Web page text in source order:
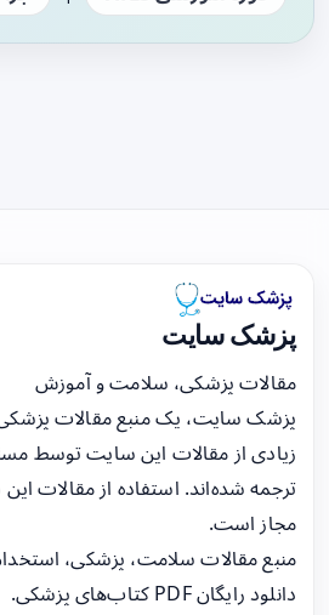
پزشک سایت
مقالات پزشکی، سلامت و آموزش
پزشک سایت، یک منبع مقالات
زیادی از مقالات این سایت توسط
ترجمه شده‌اند. استفاده از مقالات
مجاز است.
منبع مقالات سلامت، پزشکی،
دانلود رایگان PDF کتاب‌های پزشکی.